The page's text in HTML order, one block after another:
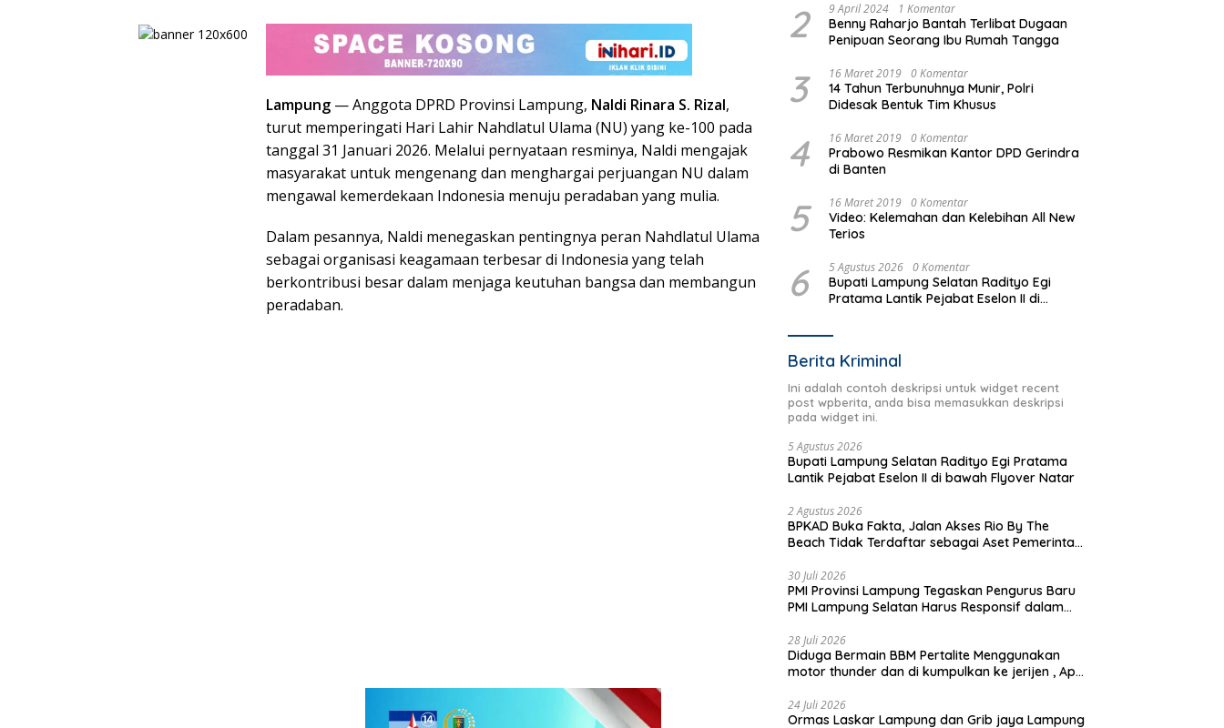
Lampung — Anggota DPRD Provinsi Lampung, Naldi Rinara S. Rizal,
turut memperingati Hari Lahir Nahdlatul Ulama (NU) yang ke-100 pada
tanggal 31 Januari 2026. Melalui pernyataan resminya, Naldi mengajak
masyarakat untuk mengenang dan menghargai perjuangan NU dalam
mengawal kemerdekaan Indonesia menuju peradaban yang mulia.
Dalam pesannya, Naldi menegaskan pentingnya peran Nahdlatul Ulama
sebagai organisasi keagamaan terbesar di Indonesia yang telah
berkontribusi besar dalam menjaga keutuhan bangsa dan membangun
peradaban.
2 9 April 2024 1 Komentar
Benny Raharjo Bantah Terlibat Dugaan
Penipuan Seorang Ibu Rumah Tangga
3 16 Maret 2019 0 Komentar
14 Tahun Terbunuhnya Munir, Polri
Didesak Bentuk Tim Khusus
4 16 Maret 2019 0 Komentar
Prabowo Resmikan Kantor DPD Gerindra
di Banten
5 16 Maret 2019 0 Komentar
Video: Kelemahan dan Kelebihan All New
Terios
6 5 Agustus 2026 0 Komentar
Bupati Lampung Selatan Radityo Egi
Pratama Lantik Pejabat Eselon II di
Berita Kriminal
Ini adalah contoh deskripsi untuk widget recent
post wpberita, anda bisa memasukkan deskripsi
pada widget ini.
5 Agustus 2026
Bupati Lampung Selatan Radityo Egi Pratama
Lantik Pejabat Eselon II di bawah Flyover Natar
2 Agustus 2026
BPKAD Buka Fakta, Jalan Akses Rio By The
Beach Tidak Terdaftar sebagai Aset Pemerintah
30 Juli 2026
PMI Provinsi Lampung Tegaskan Pengurus Baru
PMI Lampung Selatan Harus Responsif dalam
28 Juli 2026
Diduga Bermain BBM Pertalite Menggunakan
motor thunder dan di kumpulkan ke jerijen , Apri
24 Juli 2026
Ormas Laskar Lampung dan Grib jaya Lampung